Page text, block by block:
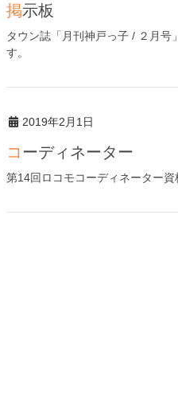
掲示板
タウン誌「月刊神戸っ子 / ２月号
す。
2019年2月1日
コーディネーター
第14回ロコモコーディネーター